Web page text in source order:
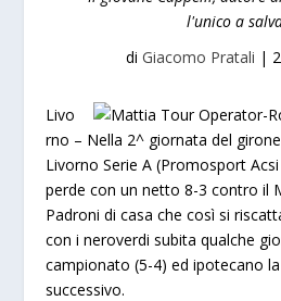
l'unico a
di Giacomo Pratali |
Livo
rno – Nella 2^ giornata del
Livorno Serie A (Promosport
perde con un netto 8-3 contro il
Padroni di casa che così si
con i neroverdi subita qualche
campionato (5-4) ed ipotecano
successivo.